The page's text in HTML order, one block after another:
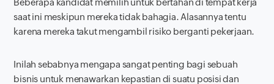
Beberapa kandidat memilih untuk bertahan di tempat kerja
saat ini meskipun mereka tidak bahagia. Alasannya tentu
karena mereka takut mengambil risiko berganti pekerjaan.
Inilah sebabnya mengapa sangat penting bagi sebuah
bisnis untuk menawarkan kepastian di suatu posisi dan